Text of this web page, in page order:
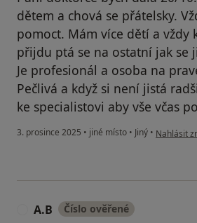
dětem a chová se přátelsky.
pomoct. Mám více dětí a vždy
přijdu ptá se na ostatní jak se
Je profesionál a osoba na
Pečlivá a když si není jistá
ke specialistovi aby vše včas
3. prosince 2025 • jiné místo • Jiný • podle
Nahlásit
A.B Číslo ověřené